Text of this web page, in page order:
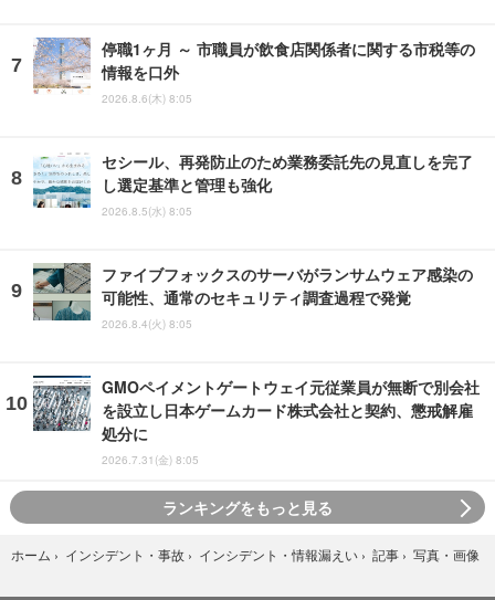
停職1ヶ月 ～ 市職員が飲食店関係者に関する市税等の
情報を口外
2026.8.6(木) 8:05
セシール、再発防止のため業務委託先の見直しを完了
し選定基準と管理も強化
2026.8.5(水) 8:05
ファイブフォックスのサーバがランサムウェア感染の
可能性、通常のセキュリティ調査過程で発覚
2026.8.4(火) 8:05
GMOペイメントゲートウェイ元従業員が無断で別会社
を設立し日本ゲームカード株式会社と契約、懲戒解雇
処分に
2026.7.31(金) 8:05
ランキングをもっと見る
ホーム › インシデント・事故 › インシデント・情報漏えい › 記事 › 写真・画像